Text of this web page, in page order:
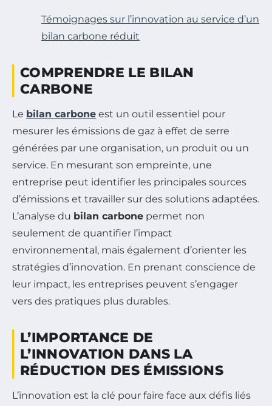
Témoignages sur l’innovation au service d’un
bilan carbone réduit
COMPRENDRE LE BILAN
CARBONE
Le bilan carbone est un outil essentiel pour
mesurer les émissions de gaz à effet de serre
générées par une organisation, un produit ou un
service. En mesurant son empreinte, une
entreprise peut identifier les principales sources
d’émissions et travailler sur des solutions adaptées.
L’analyse du bilan carbone permet non
seulement de quantifier l’impact
environnemental, mais également d’orienter les
stratégies d’innovation. En prenant conscience de
leur impact, les entreprises peuvent s’engager
vers des pratiques plus durables.
L’IMPORTANCE DE
L’INNOVATION DANS LA
RÉDUCTION DES ÉMISSIONS
L’innovation est la clé pour faire face aux défis liés